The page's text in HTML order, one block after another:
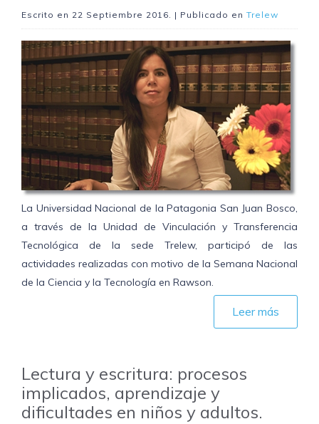
Escrito en 22 Septiembre 2016. | Publicado en Trelew
La Universidad Nacional de la Patagonia San Juan Bosco,
a través de la Unidad de Vinculación y Transferencia
Tecnológica de la sede Trelew, participó de las
actividades realizadas con motivo de la Semana Nacional
de la Ciencia y la Tecnología en Rawson.
Leer más
Lectura y escritura: procesos
implicados, aprendizaje y
dificultades en niños y adultos.